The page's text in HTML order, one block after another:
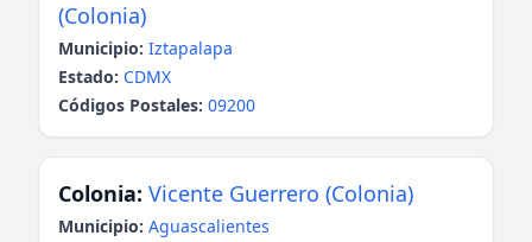
(Colonia)
Municipio: Iztapalapa
Estado: CDMX
Códigos Postales: 09200
Colonia: Vicente Guerrero (Colonia)
Municipio: Aguascalientes